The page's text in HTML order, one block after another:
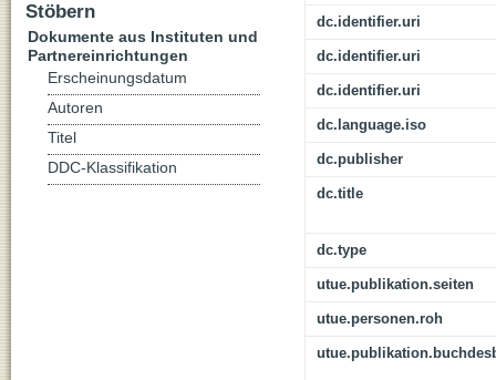
dc.identifier.uri
dc.identifier.uri
dc.identifier.uri
dc.language.iso
dc.publisher
dc.title
dc.type
utue.publikation.seiten
utue.personen.roh
Stöbern
Dokumente aus Instituten und
Partnereinrichtungen
Erscheinungsdatum
Autoren
Titel
DDC-Klassifikation